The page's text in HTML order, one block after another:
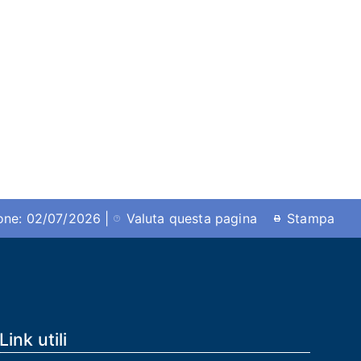
02/07/2026 | Valuta questa pagina Stampa
Link utili